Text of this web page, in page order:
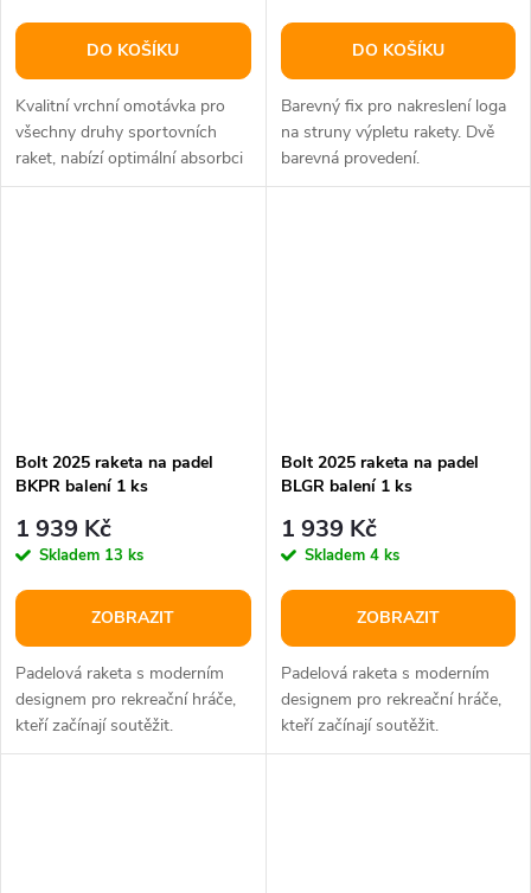
DO KOŠÍKU
Kvalitní vrchní omotávka pro
všechny druhy sportovních
raket, nabízí optimální absorbci
potu a pohodlný grip.
DO KOŠÍKU
Barevný fix pro nakreslení loga
na struny výpletu rakety. Dvě
barevná provedení.
Bolt 2025 raketa na padel
BKPR balení 1 ks
1 939 Kč
Skladem 13 ks
ZOBRAZIT
Padelová raketa s moderním
designem pro rekreační hráče,
kteří začínají soutěžit.
Hmotnost 350 g, hlava 81 in2,...
Bolt 2025 raketa na padel
BLGR balení 1 ks
1 939 Kč
Skladem 4 ks
ZOBRAZIT
Padelová raketa s moderním
designem pro rekreační hráče,
kteří začínají soutěžit.
Hmotnost 350 g, hlava 81 in2,...